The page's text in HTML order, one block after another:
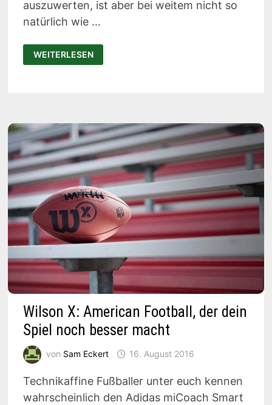
auszuwerten, ist aber bei weitem nicht so
natürlich wie …
XIAOMI
MI90
SNEAKER:
WEITERLESEN
Wilson X: American Football, der dein
Spiel noch besser macht
von Sam Eckert 16. August 2016
Technikaffine Fußballer unter euch kennen
wahrscheinlich den Adidas miCoach Smart